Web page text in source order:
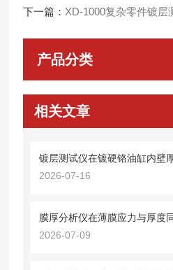
下一篇： XD-1000复杂零件镀层
产品分类
相关文章
2026-07-16
2026-07-09